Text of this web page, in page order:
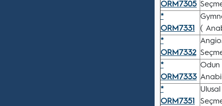
ORM7305
*
ORM7331
(
*
ORM7332
*
ORM7333
Odun
*
ORM7351